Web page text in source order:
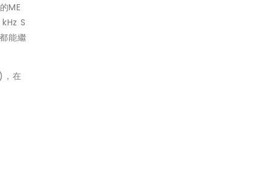
ME
S
能繼
在